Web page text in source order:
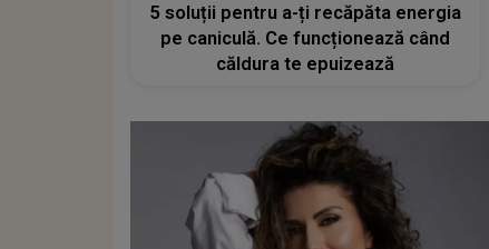
5 soluții pentru a-ți recăpăta energia
pe caniculă. Ce funcționează când
căldura te epuizează